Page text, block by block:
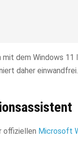
dem Windows
daher
offiziellen Microsoft